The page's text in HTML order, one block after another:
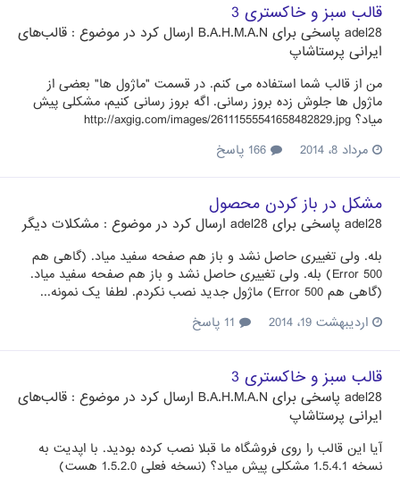
قالب سبز و خاکستری 3
adel28 پاسخی برای B.A.H.M.A.N ارسال کرد در موضوع : قالب‌های
ایرانی پرستاشاپ
من از قالب شما استفاده می کنم. در قسمت "ماژول ها" بعضی از
ماژول ها جلوش زده بروز رسانی. اگه بروز رسانی کنیم، مشکلی پیش
میاد؟ http://axgig.com/images/26111555541658482829.jpg
مرداد 8، 2014
مشکل در باز کردن محصول
adel28 پاسخی برای adel28 ارسال کرد در موضوع : مشکلات دیگر
بله. ولی تغییری حاصل نشد و باز هم صفحه سفید میاد. (گاهی هم
Error 500) بله. ولی تغییری حاصل نشد و باز هم صفحه سفید میاد.
(گاهی هم Error 500) ماژول جدید نصب نکردم. لطفا یک نمونه...
اردیبهشت 19، 2014
قالب سبز و خاکستری 3
adel28 پاسخی برای B.A.H.M.A.N ارسال کرد در موضوع : قالب‌های
ایرانی پرستاشاپ
آیا این قالب را روی فروشگاه ما قبلا نصب کرده بودید. با اپدیت به
نسخه 1.5.4.1 مشکلی پیش میاد؟ (نسخه فعلی 1.5.2.0 هست)